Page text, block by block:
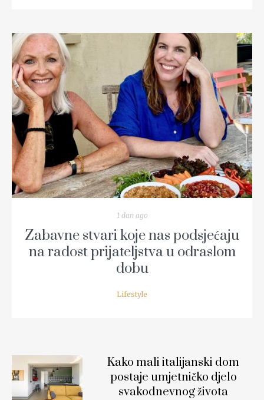
READ MORE
1 dan ago
Zabavne stvari koje nas podsjećaju
na radost prijateljstva u odraslom
dobu
Lifestyle
Kako mali italijanski dom
postaje umjetničko djelo
svakodnevnog života